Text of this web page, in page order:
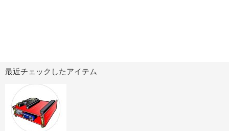
最近チェックしたアイテム